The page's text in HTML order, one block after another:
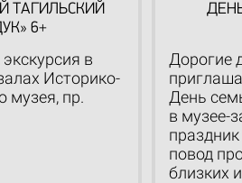
ТАГИЛЬСКИЙ
6+
в
Историко-
музея, пр.
Дорогие
День
в музее-
повод
близких